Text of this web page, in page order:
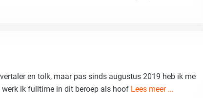
en tolk, maar pas sinds augustus 2019 heb ik me
ik fulltime in dit beroep als hoof Lees meer ...